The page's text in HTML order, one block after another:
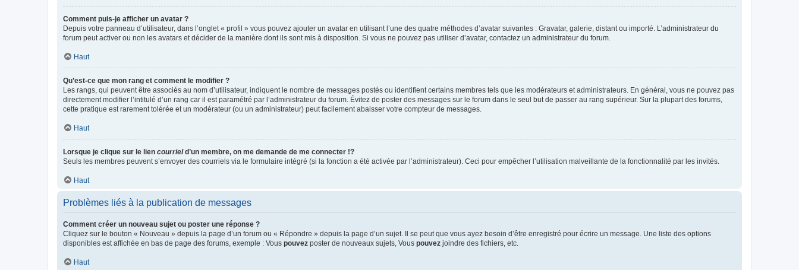
Comment puis-je afficher un avatar ?
Depuis votre panneau d’utilisateur, dans l’onglet « profil » vous pouvez ajouter un avatar en utilisant l’une des quatre méthodes d’avatar suivantes : Gravatar, galerie, distant ou importé. L’administrateur du
forum peut activer ou non les avatars et décider de la manière dont ils sont mis à disposition. Si vous ne pouvez pas utiliser d’avatar, contactez un administrateur du forum.
Haut
Qu’est-ce que mon rang et comment le modifier ?
Les rangs, qui peuvent être associés au nom d’utilisateur, indiquent le nombre de messages postés ou identifient certains membres tels que les modérateurs et administrateurs. En général, vous ne pouvez pas
directement modifier l’intitulé d’un rang car il est paramétré par l’administrateur du forum. Évitez de poster des messages sur le forum dans le seul but de passer au rang supérieur. Sur la plupart des forums,
cette pratique est rarement tolérée et un modérateur (ou un administrateur) peut facilement abaisser votre compteur de messages.
Haut
Lorsque je clique sur le lien courrield’un membre, on me demande de me connecter !?
Seuls les membres peuvent s’envoyer des courriels via le formulaire intégré (si la fonction a été activée par l’administrateur). Ceci pour empêcher l’utilisation malveillante de la fonctionnalité par les invités.
Haut
Problèmes liés à la publication de messages
Comment créer un nouveau sujet ou poster une réponse ?
Cliquez sur le bouton « Nouveau » depuis la page d’un forum ou « Répondre » depuis la page d’un sujet. Il se peut que vous ayez besoin d’être enregistré pour écrire un message. Une liste des options
disponibles est affichée en bas de page des forums, exemple : Vous pouvez poster de nouveaux sujets, Vous pouvez joindre des fichiers, etc.
Haut